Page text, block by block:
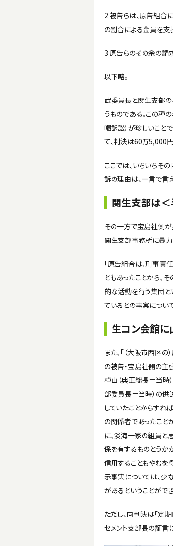
2 被告らは、原告組合
の割合による金員を支
3 原告らのその余の請
以下略。
武委員長と関生支部
うものである。この種
喝訴訟）が珍しいこと
て、判決は60万5,000円
ここでは、いちいちそ
訴の理由は、一言で言
関生支部は
その一方で宝島社側が
関生支部事務所に暴力
「原告組合は、刑事責
ともあったことから、
的な活動を行う集団
ているとの事実につい
生コン会館
また、「（大阪市西区
の被告・宝島社側の主
樺山（典正総長＝当時
部委員長＝当時）の供
していたことからすれ
の関係者であったこと
に、淡海一家の組員
係を有するものとうか
信用することもやむを
示事実については、少
があるということができ
ただし、同判決は「定
セメント支部長の証言